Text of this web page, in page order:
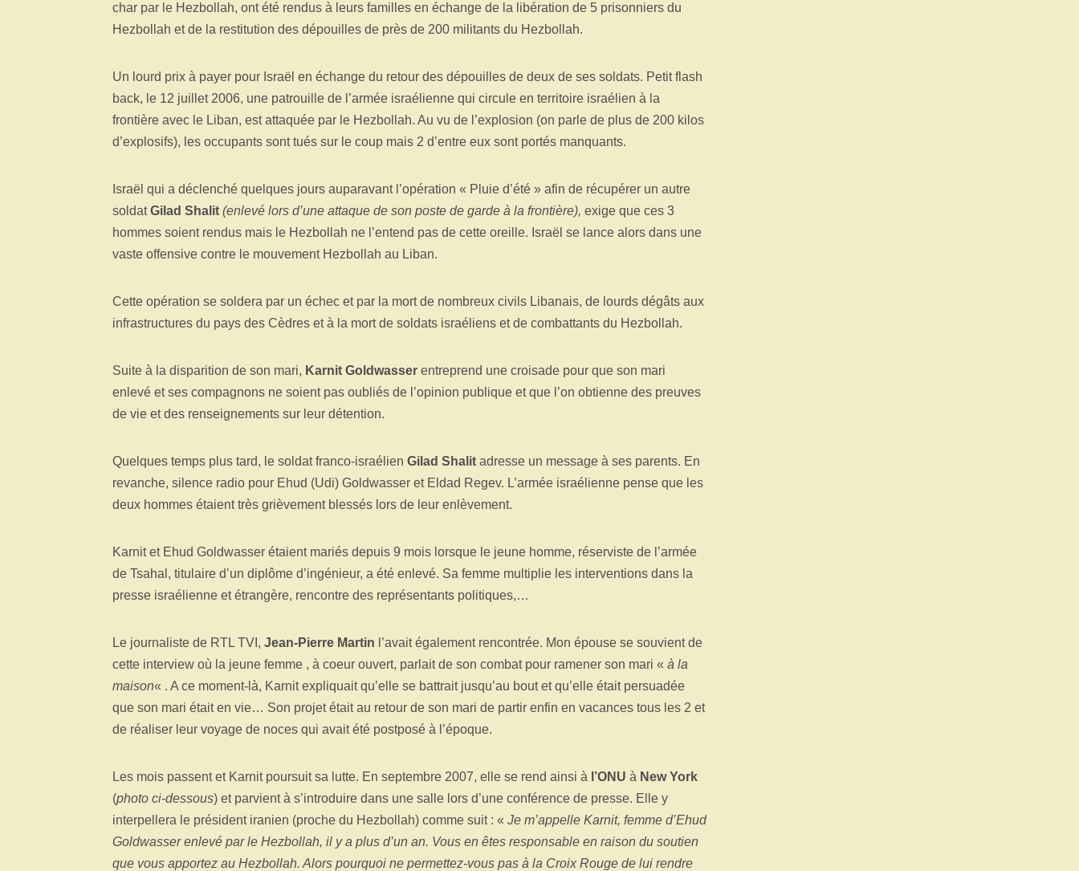
char par le Hezbollah, ont été rendus à leurs familles en échange de la libération de 5 prisonniers du
Hezbollah et de la restitution des dépouilles de près de 200 militants du Hezbollah.
Un lourd prix à payer pour Israël en échange du retour des dépouilles de deux de ses soldats. Petit flash
back, le 12 juillet 2006, une patrouille de l’armée israélienne qui circule en territoire israélien à la
frontière avec le Liban, est attaquée par le Hezbollah. Au vu de l’explosion (on parle de plus de 200 kilos
d’explosifs), les occupants sont tués sur le coup mais 2 d’entre eux sont portés manquants.
Israël qui a déclenché quelques jours auparavant l’opération « Pluie d’été » afin de récupérer un autre
soldatGilad Shalit (enlevé lors d’une attaque de son poste de garde à la frontière), exige que ces 3
hommes soient rendus mais le Hezbollah ne l’entend pas de cette oreille. Israël se lance alors dans une
vaste offensive contre le mouvement Hezbollah au Liban.
Cette opération se soldera par un échec et par la mort de nombreux civils Libanais, de lourds dégâts aux
infrastructures du pays des Cèdres et à la mort de soldats israéliens et de combattants du Hezbollah.
Suite à la disparition de son mari, Karnit Goldwasser entreprend une croisade pour que son mari
enlevé et ses compagnons ne soient pas oubliés de l’opinion publique et que l’on obtienne des preuves
de vie et des renseignements sur leur détention.
Quelques temps plus tard, le soldat franco-israélien Gilad Shalit adresse un message à ses parents. En
revanche, silence radio pour Ehud (Udi) Goldwasser et Eldad Regev. L’armée israélienne pense que les
deux hommes étaient très grièvement blessés lors de leur enlèvement.
Karnit et Ehud Goldwasser étaient mariés depuis 9 mois lorsque le jeune homme, réserviste de l’armée
de Tsahal, titulaire d’un diplôme d’ingénieur, a été enlevé. Sa femme multiplie les interventions dans la
presse israélienne et étrangère, rencontre des représentants politiques,…
Le journaliste de RTL TVI, Jean-Pierre Martin l’avait également rencontrée. Mon épouse se souvient de
cette interview où la jeune femme , à coeur ouvert, parlait de son combat pour ramener son mari « à la
maison« . A ce moment-là, Karnit expliquait qu’elle se battrait jusqu’au bout et qu’elle était persuadée
que son mari était en vie… Son projet était au retour de son mari de partir enfin en vacances tous les 2 et
de réaliser leur voyage de noces qui avait été postposé à l’époque.
Les mois passent et Karnit poursuit sa lutte. En septembre 2007, elle se rend ainsi à l’ONU à New York
(photo ci-dessous) et parvient à s’introduire dans une salle lors d’une conférence de presse. Elle y
interpellera le président iranien (proche du Hezbollah) comme suit : « Je m’appelle Karnit, femme d’Ehud
Goldwasser enlevé par le Hezbollah, il y a plus d’un an. Vous en êtes responsable en raison du soutien
que vous apportez au Hezbollah. Alors pourquoi ne permettez-vous pas à la Croix Rouge de lui rendre